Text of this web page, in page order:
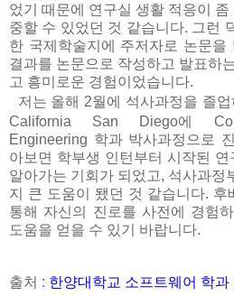
었기 때문에 연구실 생활 적응이 좀
중할 수 있었던 것 같습니다. 그런
한 국제학술지에 주저자로 논문을
결과를 논문으로 작성하고 발표하
고 흥미로운 경험이었습니다.
저는 올해 2월에 석사과정을 졸업
California San Diego에
Engineering 학과 박사과정으로
아보면 학부생 인턴부터 시작된
알아가는 기회가 되었고, 석사과정
지 큰 도움이 됐던 것 같습니다. 후
통해 자신의 진로를 사전에 경험
도움을 얻을 수 있기 바랍니다.
출처 : 한양대학교 소프트웨어 학